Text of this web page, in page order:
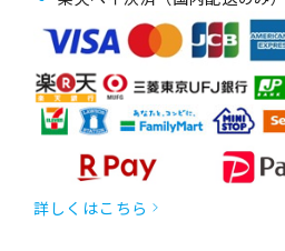
詳しくはこちら